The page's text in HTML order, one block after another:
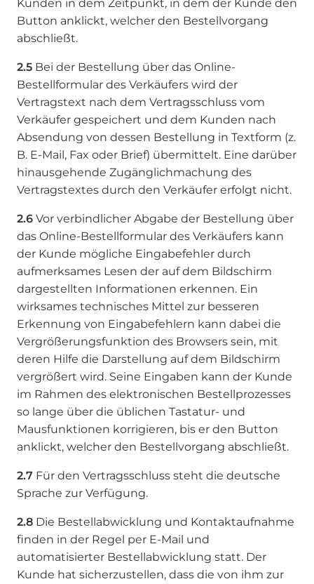
Kunden in dem Zeitpunkt, in dem der Kunde den
Button anklickt, welcher den Bestellvorgang
abschließt.
2.5 Bei der Bestellung über das Online-
Bestellformular des Verkäufers wird der
Vertragstext nach dem Vertragsschluss vom
Verkäufer gespeichert und dem Kunden nach
Absendung von dessen Bestellung in Textform (z.
B. E-Mail, Fax oder Brief) übermittelt. Eine darüber
hinausgehende Zugänglichmachung des
Vertragstextes durch den Verkäufer erfolgt nicht.
2.6 Vor verbindlicher Abgabe der Bestellung über
das Online-Bestellformular des Verkäufers kann
der Kunde mögliche Eingabefehler durch
aufmerksames Lesen der auf dem Bildschirm
dargestellten Informationen erkennen. Ein
wirksames technisches Mittel zur besseren
Erkennung von Eingabefehlern kann dabei die
Vergrößerungsfunktion des Browsers sein, mit
deren Hilfe die Darstellung auf dem Bildschirm
vergrößert wird. Seine Eingaben kann der Kunde
im Rahmen des elektronischen Bestellprozesses
so lange über die üblichen Tastatur- und
Mausfunktionen korrigieren, bis er den Button
anklickt, welcher den Bestellvorgang abschließt.
2.7 Für den Vertragsschluss steht die deutsche
Sprache zur Verfügung.
2.8 Die Bestellabwicklung und Kontaktaufnahme
finden in der Regel per E-Mail und
automatisierter Bestellabwicklung statt. Der
Kunde hat sicherzustellen, dass die von ihm zur